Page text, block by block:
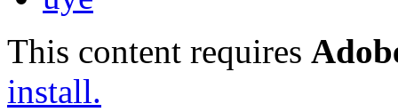
This content requires
install.